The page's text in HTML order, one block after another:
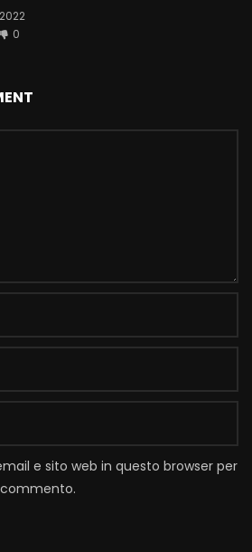
0
e sito web in questo browser per